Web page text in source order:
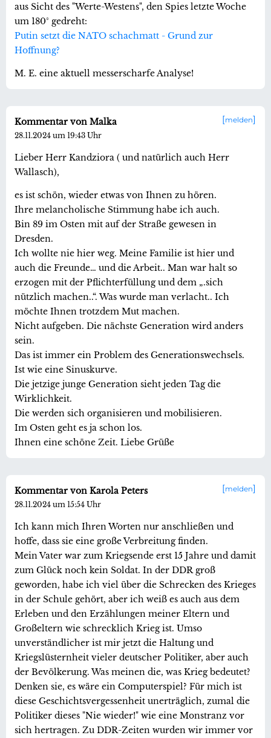
aus Sicht des "Werte-Westens", den Spies letzte Woche
um 180° gedreht:
Putin setzt die NATO schachmatt - Grund zur
Hoffnung?
M. E. eine aktuell messerscharfe Analyse!
melden
Kommentar von Malka
28.11.2024 um 19:43 Uhr
Lieber Herr Kandziora ( und natürlich auch Herr
Wallasch),
es ist schön, wieder etwas von Ihnen zu hören.
Ihre melancholische Stimmung habe ich auch.
Bin 89 im Osten mit auf der Straße gewesen in
Dresden.
Ich wollte nie hier weg. Meine Familie ist hier und
auch die Freunde… und die Arbeit.. Man war halt so
erzogen mit der Pflichterfüllung und dem „.sich
nützlich machen..“. Was wurde man verlacht.. Ich
möchte Ihnen trotzdem Mut machen.
Nicht aufgeben. Die nächste Generation wird anders
sein.
Das ist immer ein Problem des Generationswechsels.
Ist wie eine Sinuskurve.
Die jetzige junge Generation sieht jeden Tag die
Wirklichkeit.
Die werden sich organisieren und mobilisieren.
Im Osten geht es ja schon los.
Ihnen eine schöne Zeit. Liebe Grüße
melden
Kommentar von Karola Peters
28.11.2024 um 15:54 Uhr
Ich kann mich Ihren Worten nur anschließen und
hoffe, dass sie eine große Verbreitung finden.
Mein Vater war zum Kriegsende erst 15 Jahre und damit
zum Glück noch kein Soldat. In der DDR groß
geworden, habe ich viel über die Schrecken des Krieges
in der Schule gehört, aber ich weiß es auch aus dem
Erleben und den Erzählungen meiner Eltern und
Großeltern wie schrecklich Krieg ist. Umso
unverständlicher ist mir jetzt die Haltung und
Kriegslüsternheit vieler deutscher Politiker, aber auch
der Bevölkerung. Was meinen die, was Krieg bedeutet?
Denken sie, es wäre ein Computerspiel? Für mich ist
diese Geschichtsvergessenheit unerträglich, zumal die
Politiker dieses "Nie wieder!" wie eine Monstranz vor
sich hertragen. Zu DDR-Zeiten wurden wir immer vor